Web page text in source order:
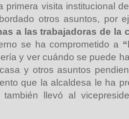
primera visita institucional
otros asuntos, por
a las trabajadoras de la
se ha comprometido a
y ver cuándo se puede
y otros asuntos
que la alcaldesa le ha
llevó al